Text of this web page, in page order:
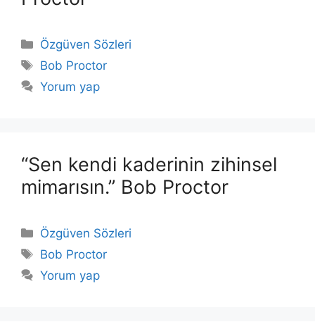
Kategoriler
Özgüven Sözleri
Etiketler
Bob Proctor
Yorum yap
“Sen kendi kaderinin zihinsel
mimarısın.” Bob Proctor
Kategoriler
Özgüven Sözleri
Etiketler
Bob Proctor
Yorum yap